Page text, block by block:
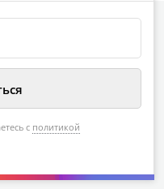
с политикой